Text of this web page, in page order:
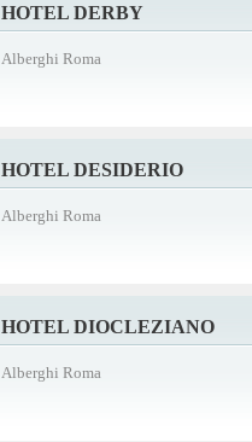
HOTEL DERBY
Alberghi Roma
HOTEL DESIDERIO
Alberghi Roma
HOTEL DIOCLEZIANO
Alberghi Roma